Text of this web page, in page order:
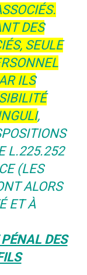
DES
SEULE
ILS
,
L.225.252
(LES
ALORS
ET À
DES